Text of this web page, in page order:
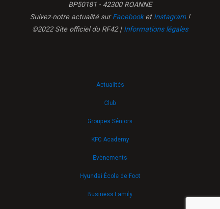
BP50181 - 42300 ROANNE
Suivez-notre actualité surFacebooket Instagram !
©2022 Site officiel du RF42 | Informations légales
Actualités
Club
Groupes Séniors
KFC Academy
Evènements
Hyundai École de Foot
Business Family